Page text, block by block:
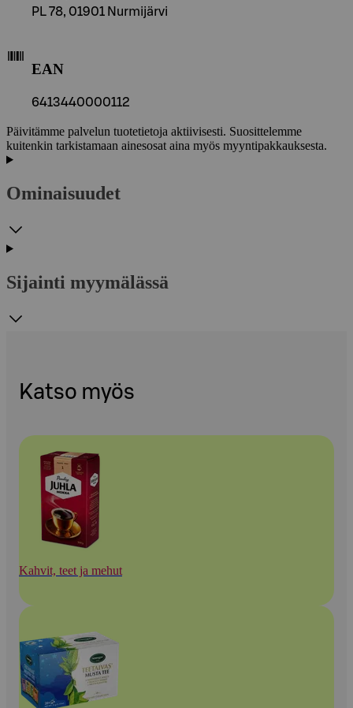
PL 78, 01901 Nurmijärvi
EAN
6413440000112
Päivitämme palvelun tuotetietoja aktiivisesti. Suosittelemme
kuitenkin tarkistamaan ainesosat aina myös myyntipakkauksesta.
Ominaisuudet
Sijainti myymälässä
Katso myös
Kahvit, teet ja mehut